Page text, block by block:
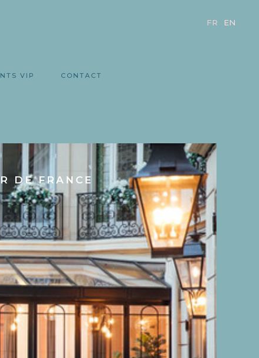
FR EN
VIP CONTACT
DE FRANCE